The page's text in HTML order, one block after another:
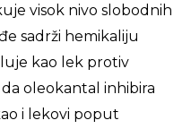
visok nivo slobodnih
sadrži hemikaliju
kao lek protiv
oleokantal inhibira
i lekovi poput